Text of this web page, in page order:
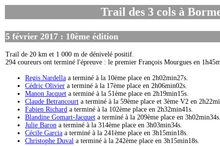
Trail des 3 cols à
5 février 2017 : 10ème édition
Trail de 20 km et 1 000 m de dénivelé positif.
294 coureurs ont terminé l'épreuve : le premier François Mourgues en
Regis Nardella a terminé à la 10ème place en 2h02min27s.
Cédric Olivier a terminé à la 17ème place en 2h06min02s.
Manon Jacquet a terminé à la 51ème place en 2h19min15s.
Claude Betrancourt a terminé à la 59ème place et 3ème V2 en
Fabien Richard a terminé à la 102ème place en 2h32min41s.
Blandine Gomart-Jacquet a terminé à la 209ème place en
Julie Baron a terminé à la 314ème place en 3h03min34s.
Cécile Garcia a terminé à la 241ème place en 3h15min18s.
Christophe Duval a terminé à la 242ème place en 3h15min18s.